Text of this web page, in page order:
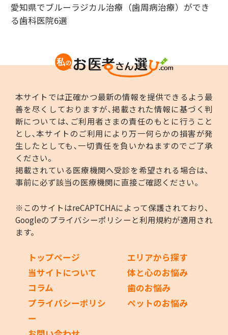
愛知県でブルーラジカル治療（歯周病治療）ができ
る歯科医院6選
本サイトでは正確かつ最新の情報を提供できるよう最
善を尽くしておりますが､掲載された情報に基づく判
断については､ご利用者さまの責任のもとに行うこと
とし､本サイトのご利用により万一何らかの損害が発
生したとしても､一切責任を負いかねますのでご了承
ください。
掲載されている医療機関へ受診を希望される場合は、
事前に必ず該当の医療機関に直接ご確認ください。
※このサイトはreCAPTCHAによって保護されており、
Googleのプライバシーポリシー と利用規約が適用され
ます。
トップページ
当サイトについて
コラム
プライバシーポリシ
ー
エリアから探す
体と心のお悩み
歯のお悩み
ペットのお悩み